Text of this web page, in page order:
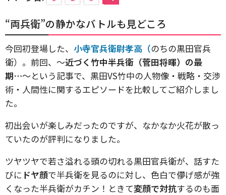
“両兵衛”の静かなバトルも見どころ
今回初登場した、 小寺官兵衛尉孝高（のちの黒田官兵
衛）。前回、〜近づく竹中半兵衛（菅田将暉）の最
期…〜という記事で、黒田VS竹中の人物像・戦略・交渉
術・人間性に関するエピソードを比較してご紹介しまし
た。
初出会いが楽しみだったのですが、なかなか火花が散っ
ていたのが評判になりました。
ツヤツヤで若さ溢れる頭の切れる黒田官兵衛が、話すた
びに ドヤ顔で半兵衛を見るのに対し、色白で儚げ感が強
くなった半兵衛がカチン！ときて変顔で対抗するのも面